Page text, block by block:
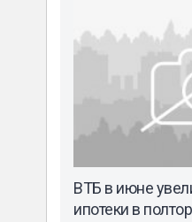
ВТБ в июне
ипотеки в